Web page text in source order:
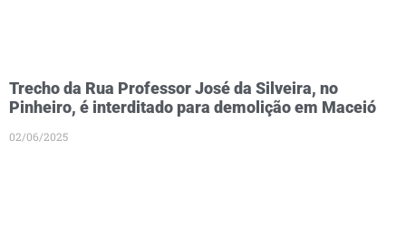
Trecho da Rua Professor José da Silveira, no
Pinheiro, é interditado para demolição em Maceió
02/06/2025